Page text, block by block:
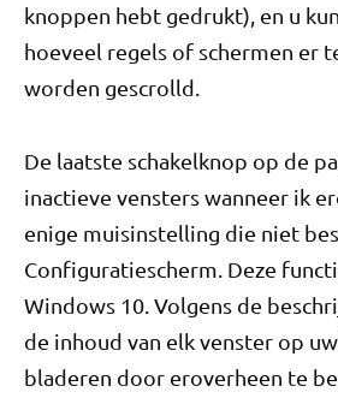
knoppen hebt gedrukt), en u
hoeveel regels of schermen er
worden gescrolld.
De laatste schakelknop op de
inactieve vensters wanneer ik
enige muisinstelling die niet
Configuratiescherm. Deze
Windows 10. Volgens de
de inhoud van elk venster op
bladeren door eroverheen te